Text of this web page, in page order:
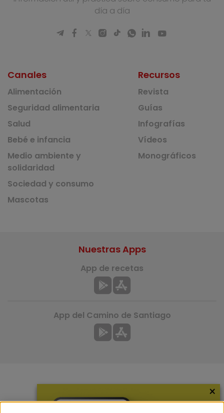
día a día
Canales
Alimentación
Seguridad alimentaria
Salud
Bebé e infancia
Medio ambiente y
solidaridad
Sociedad y consumo
Mascotas
Recursos
Revista
Guías
Infografías
Vídeos
Monográficos
Nuestras Apps
App de recetas
App del Camino de Santiago
×